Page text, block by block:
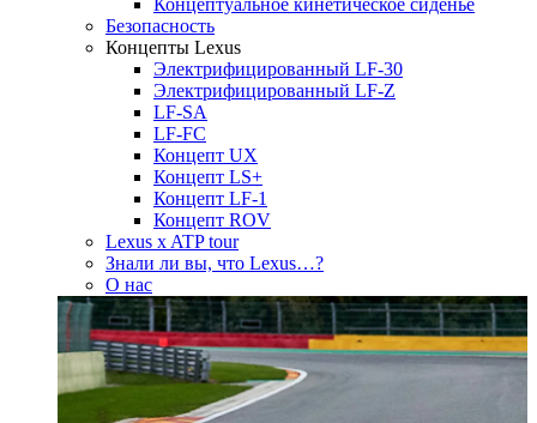
Безопасность
Концепты Lexus
Электрифицированный LF-30
Электрифицированный LF-Z
LF-SA
LF-FC
Концепт UX
Концепт LS+
Концепт LF-1
Концепт ROV
Lexus x ATP tour
Знали ли вы, что Lexus…?
О нас